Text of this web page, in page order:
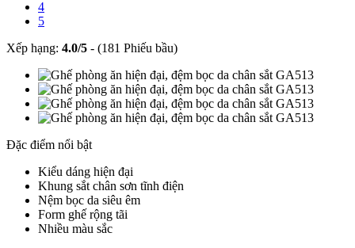
4
5
Xếp hạng: 4.0/5 - (181 Phiếu bầu)
Đặc điểm nổi bật
Kiểu dáng hiện đại
Khung sắt chân sơn tĩnh điện
Nệm bọc da siêu êm
Form ghế rộng tãi
Nhiều màu sắc